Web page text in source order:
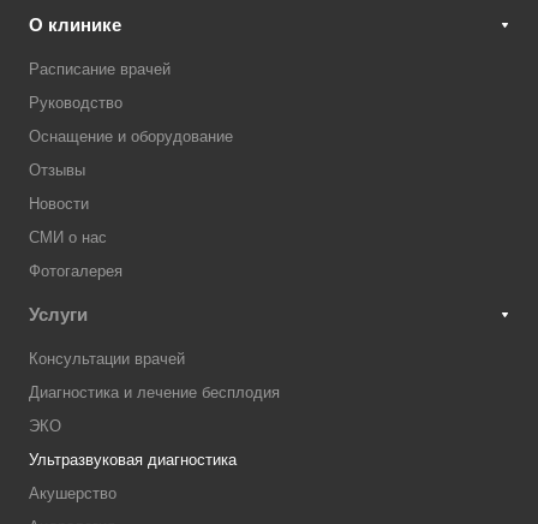
О клинике
Расписание врачей
Руководство
Оснащение и оборудование
Отзывы
Новости
СМИ о нас
Фотогалерея
Услуги
Консультации врачей
Диагностика и лечение бесплодия
ЭКО
Ультразвуковая диагностика
Акушерство